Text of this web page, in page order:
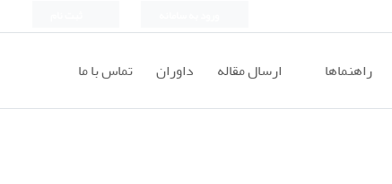
راهنماها ارسال مقاله داوران تماس با ما